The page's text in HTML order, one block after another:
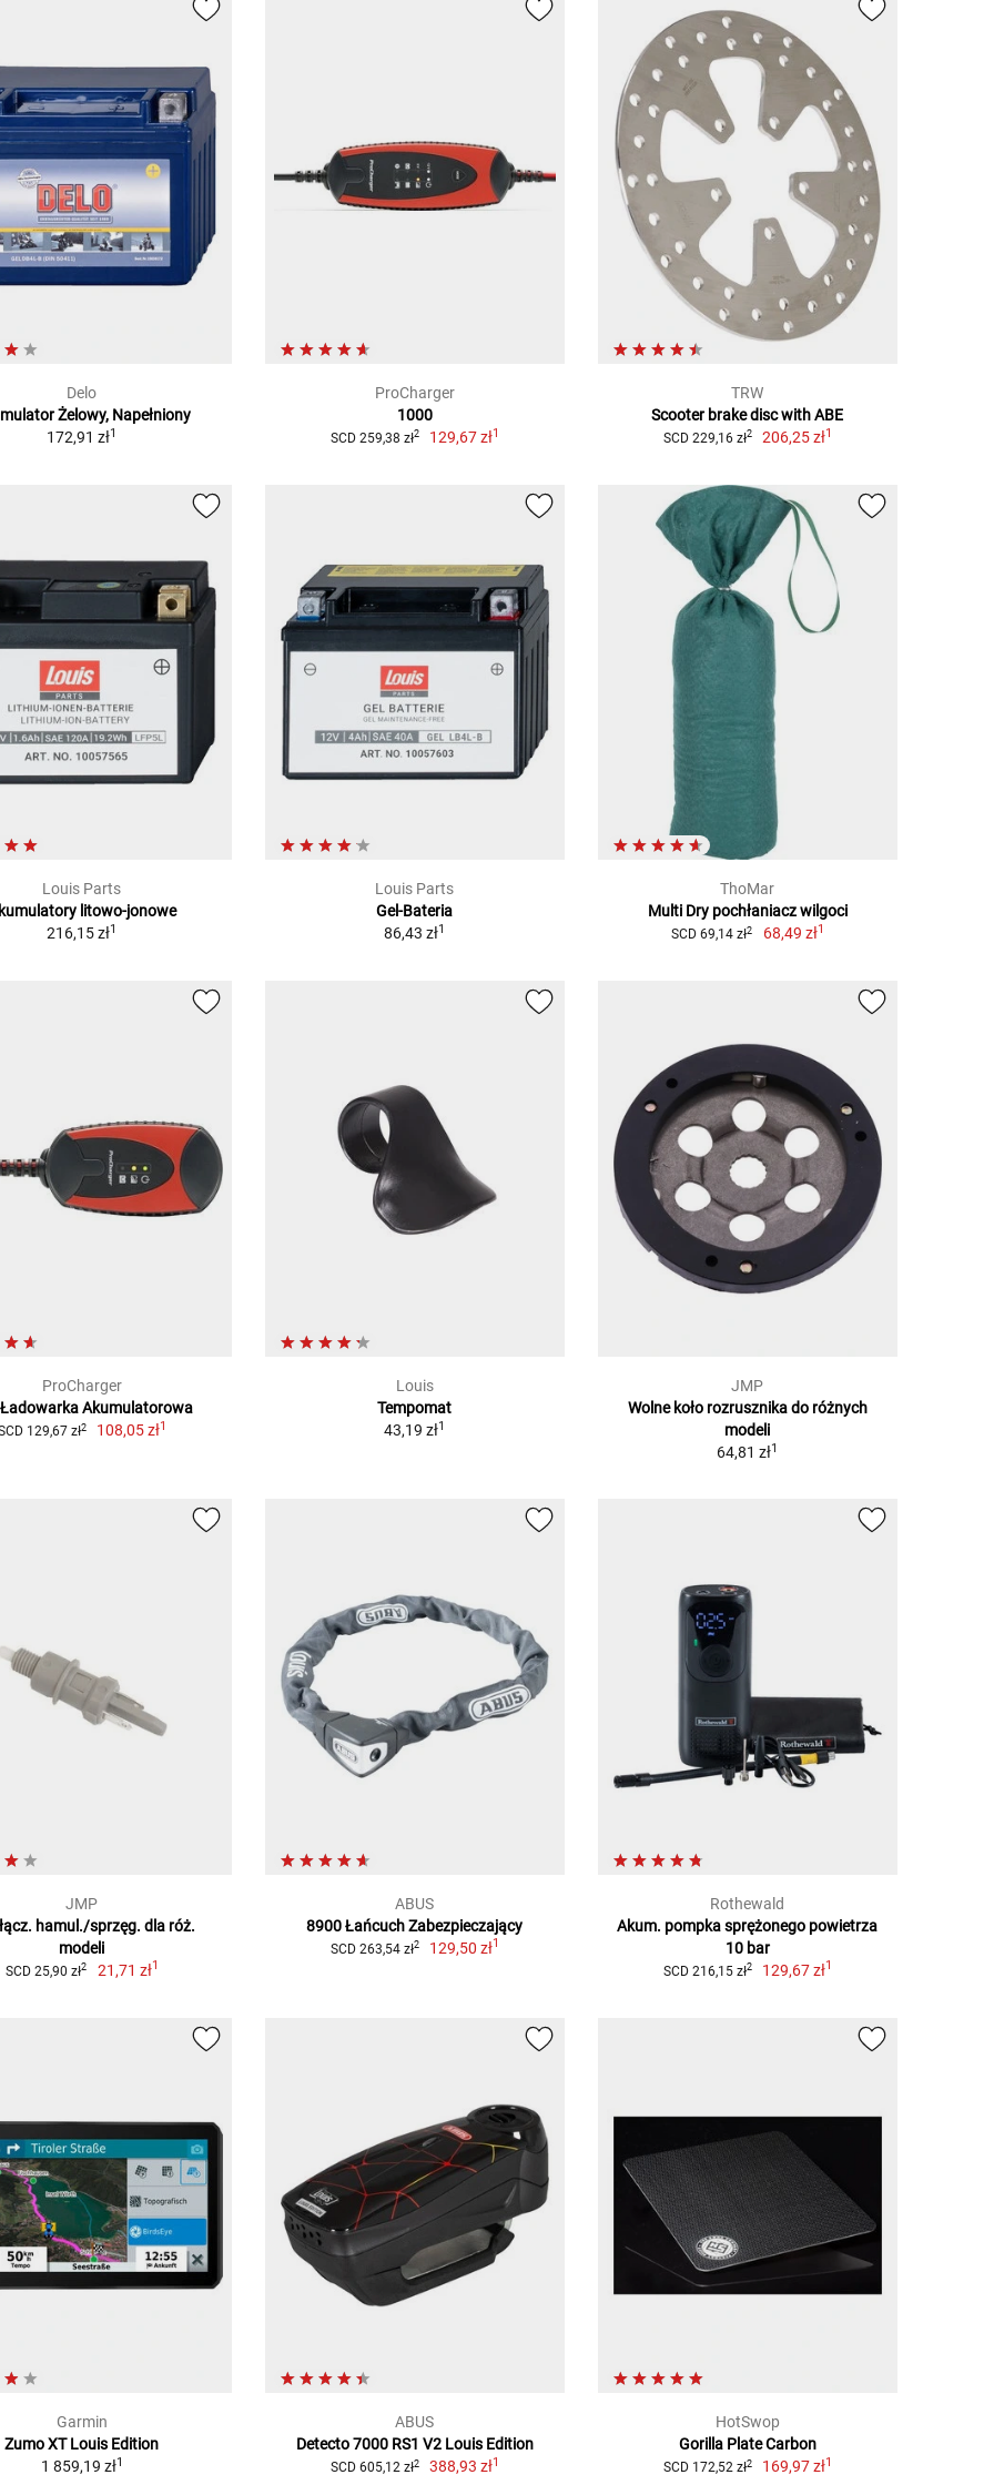
Delo
Żelowy, Napełniony
172,91 zł1
ProCharger
1000
SCD 259,38 zł2 129,67 zł1
TRW
Scooter brake disc with ABE
SCD 229,16 zł2 206,25 zł1
Louis Parts
litowo-jonowe
216,15 zł1
Louis Parts
Gel-Bateria
86,43 zł1
ThoMar
Multi Dry pochłaniacz wilgoci
SCD 69,14 zł2 68,49 zł1
ProCharger
Akumulatorowa
129,67 zł2 108,05 zł1
Louis
Tempomat
43,19 zł1
JMP
Wolne koło rozrusznika do różnych
modeli
64,81 zł1
JMP
hamul./sprzęg. dla róż.
modeli
SCD 25,90 zł2 21,71 zł1
ABUS
8900 Łańcuch Zabezpieczający
SCD 263,54 zł2 129,50 zł1
Rothewald
Akum. pompka sprężonego powietrza
10 bar
SCD 216,15 zł2 129,67 zł1
Garmin
Zumo XT Louis Edition
1 859,19 zł1
ABUS
Detecto 7000 RS1 V2 Louis Edition
SCD 605,12 zł2 388,93 zł1
HotSwop
Gorilla Plate Carbon
SCD 172,52 zł2 169,97 zł1